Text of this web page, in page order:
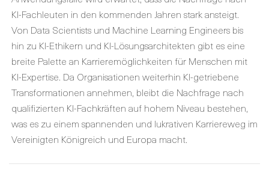
KI-Fachleuten in den kommenden Jahren stark ansteigt.
Von Data Scientists und Machine Learning Engineers bis
hin zu KI-Ethikern und KI-Lösungsarchitekten gibt es eine
breite Palette an Karrieremöglichkeiten für Menschen mit
KI-Expertise. Da Organisationen weiterhin KI-getriebene
Transformationen annehmen, bleibt die Nachfrage nach
qualifizierten KI-Fachkräften auf hohem Niveau bestehen,
was es zu einem spannenden und lukrativen Karriereweg im
Vereinigten Königreich und Europa macht.